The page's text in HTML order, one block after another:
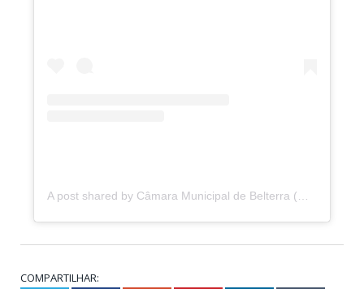
COMPARTILHAR: